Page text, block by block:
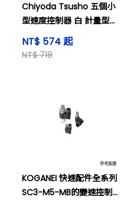
Chiyoda Tsusho 五個小
型速度控制器 白 計量型外
部管徑 D: 4 連接埠尺寸：
M3x0.5 空氣和其他
NT$ 574 起
NT$ 718
KOGANEI 快速配件全系列
SC3-M5-MB的變速控制